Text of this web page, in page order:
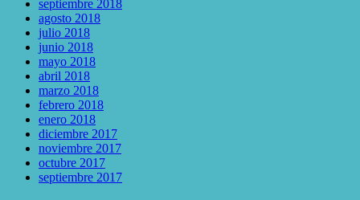
septiembre 2018
agosto 2018
julio 2018
junio 2018
mayo 2018
abril 2018
marzo 2018
febrero 2018
enero 2018
diciembre 2017
noviembre 2017
octubre 2017
septiembre 2017